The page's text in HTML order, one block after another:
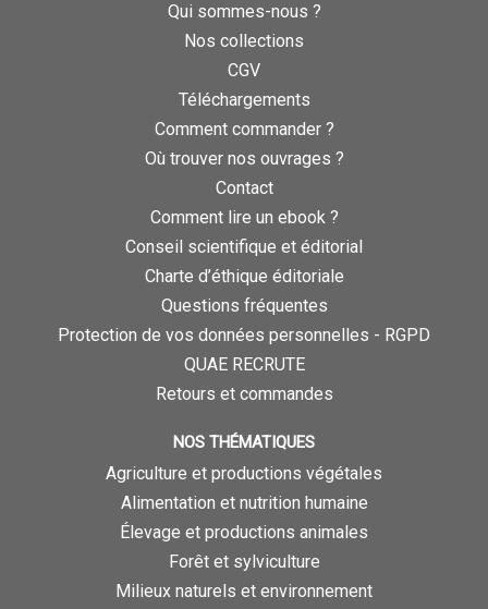
Qui sommes-nous ?
Nos collections
CGV
Téléchargements
Comment commander ?
Où trouver nos ouvrages ?
Contact
Comment lire un ebook ?
Conseil scientifique et éditorial
Charte d’éthique éditoriale
Questions fréquentes
Protection de vos données personnelles - RGPD
QUAE RECRUTE
Retours et commandes
NOS THÉMATIQUES
Agriculture et productions végétales
Alimentation et nutrition humaine
Élevage et productions animales
Forêt et sylviculture
Milieux naturels et environnement